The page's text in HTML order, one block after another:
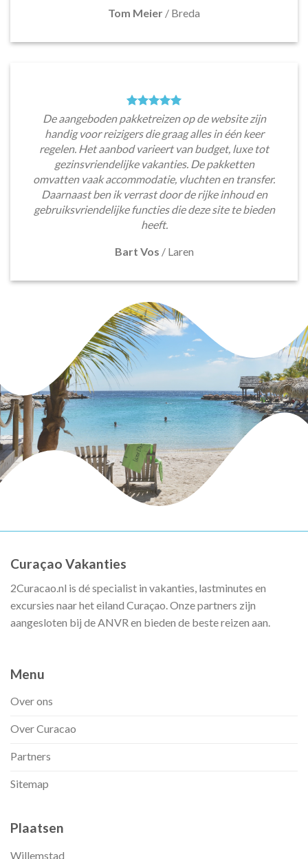
Tom Meier / Breda
De aangeboden pakketreizen op de website zijn
handig voor reizigers die graag alles in één keer
regelen. Het aanbod varieert van budget, luxe tot
gezinsvriendelijke vakanties. De pakketten
omvatten vaak accommodatie, vluchten en transfer.
Daarnaast ben ik verrast door de rijke inhoud en
gebruiksvriendelijke functies die deze site te bieden
heeft.
Bart Vos / Laren
Curaçao Vakanties
2Curacao.nl is dé specialist in vakanties, lastminutes en
excursies naar het eiland Curaçao. Onze partners zijn
aangesloten bij de ANVR en bieden de beste reizen aan.
Menu
Over ons
Over Curacao
Partners
Sitemap
Plaatsen
Willemstad